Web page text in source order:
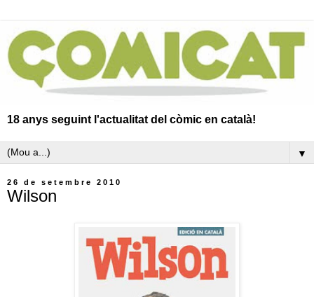
18 anys seguint l'actualitat del còmic en català!
▼
26 de setembre 2010
Wilson